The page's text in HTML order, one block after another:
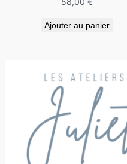
Ajouter au panier